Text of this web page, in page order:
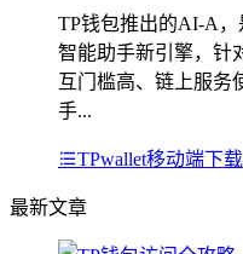
TP钱包推出的AI-A，
智能助手新引擎，针
互门槛高、链上服务
手...
TPwallet移动端下载
最新文章